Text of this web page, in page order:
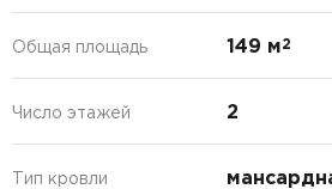
Общая площадь 149 м2
Число этажей 2
Тип кровли